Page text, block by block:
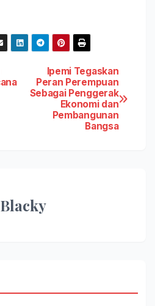
Ipemi Tegaskan
Peran Perempuan
Sebagai Penggerak
Ekonomi dan
Pembangunan
Bangsa
Blacky